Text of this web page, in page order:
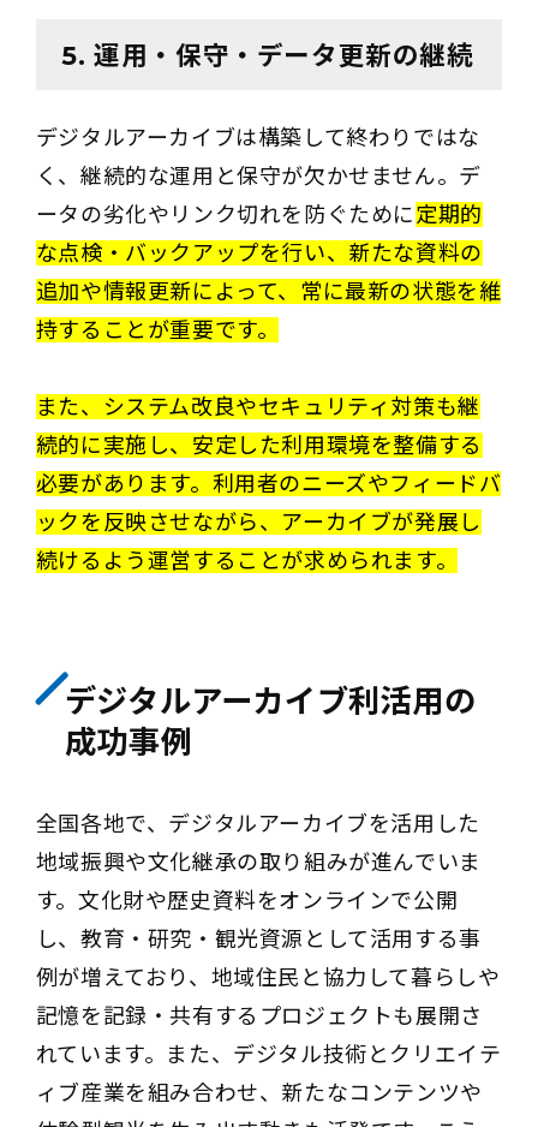
5. 運用・保守・データ更新の継続
デジタルアーカイブは構築して終わりではな
く、継続的な運用と保守が欠かせません。デ
ータの劣化やリンク切れを防ぐために定期的
な点検・バックアップを行い、新たな資料の
追加や情報更新によって、常に最新の状態を維
持する ことが重要です。
また、システム改良やセキュリティ対策も継
続的に実施し、安定した利用環境を整備する
必要があります。利用者のニーズやフィードバ
ックを反映させながら、アーカイブが発展し
続けるよう運営することが求められます。
デジタルアーカイブ利活用の
成功事例
全国各地で、デジタルアーカイブを活用した
地域振興や文化継承の取り組みが進んでいま
す。文化財や歴史資料をオンラインで公開
し、教育・研究・観光資源として活用する事
例が増えており、地域住民と協力して暮らしや
記憶を記録・共有するプロジェクトも展開さ
れています。また、デジタル技術とクリエイテ
ィブ産業を組み合わせ、新たなコンテンツや